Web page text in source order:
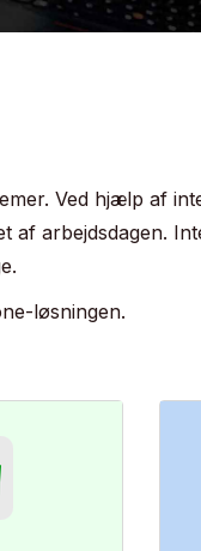
på jeres eget
Ved hjælp af
af arbejdsdagen.
løsningen.